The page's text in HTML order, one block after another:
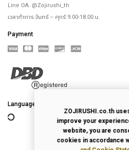
Line OA. @Zojirushi_th
เวลาทำการ จันทร์ – ศุกร์ 9.00-18.00 น.
Payment
Language
ZOJIRUSHI.co.th
improve your
website, you are
cookies in accordance